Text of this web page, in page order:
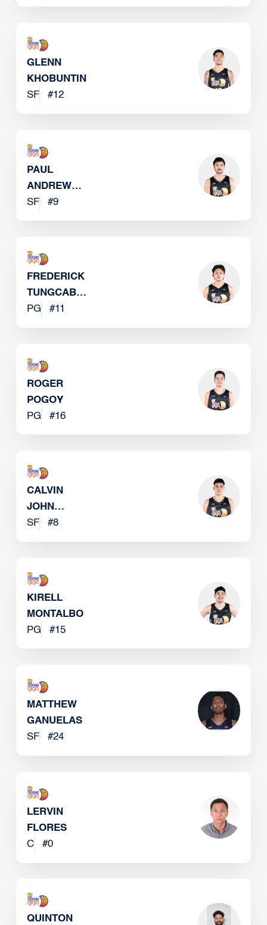
GLENN
KHOBUNTIN
SF
#12
PAUL
ANDREW
VARILLA
SF #9
FREDERICK
TUNGCAB
JR.
PG #11
ROGER
POGOY
PG
#16
CALVIN
JOHN
OFTANA
SF #8
KIRELL
MONTALBO
PG
#15
MATTHEW
GANUELAS
SF
#24
LERVIN
FLORES
C
#0
QUINTON